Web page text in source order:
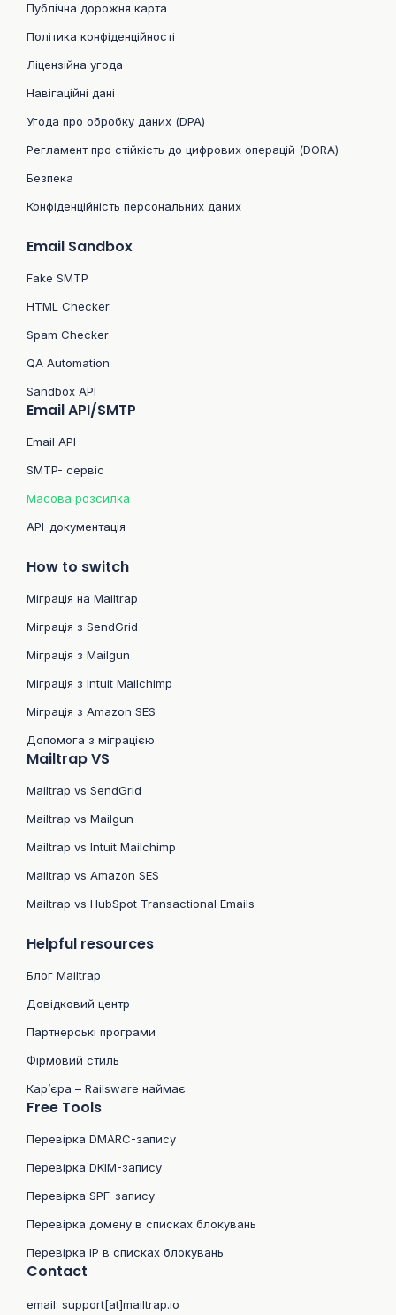
Публічна дорожня карта
Політика конфіденційності
Ліцензійна угода
Навігаційні дані
Угода про обробку даних (DPA)
Регламент про стійкість до цифрових операцій (DORA)
Безпека
Конфіденційність персональних даних
Email Sandbox
Fake SMTP
HTML Checker
Spam Checker
QA Automation
Sandbox API
Email API/SMTP
Email API
SMTP- сервіс
Масова розсилка
API-документація
How to switch
Міграція на Mailtrap
Міграція з SendGrid
Міграція з Mailgun
Міграція з Intuit Mailchimp
Міграція з Amazon SES
Допомога з міграцією
Mailtrap VS
Mailtrap vs SendGrid
Mailtrap vs Mailgun
Mailtrap vs Intuit Mailchimp
Mailtrap vs Amazon SES
Mailtrap vs HubSpot Transactional Emails
Helpful resources
Блог Mailtrap
Довідковий центр
Партнерські програми
Фірмовий стиль
Кар’єра – Railsware наймає
Free Tools
Перевірка DMARC-запису
Перевірка DKIM-запису
Перевірка SPF-запису
Перевірка домену в списках блокувань
Перевірка IP в списках блокувань
Contact
email: support[at]mailtrap.io